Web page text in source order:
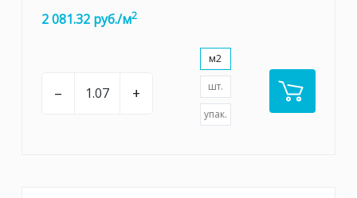
2 081.32 руб./м2
– +
м2
шт.
упак.